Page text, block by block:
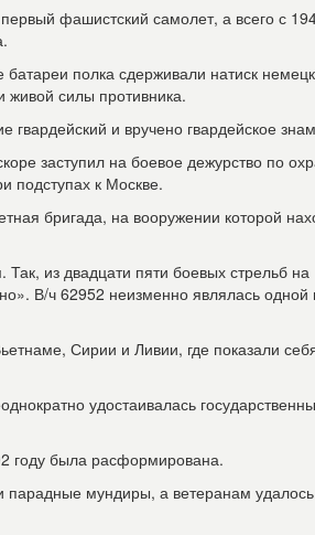
фашистский самолет, а всего с
полка сдерживали натиск
живой силы противника.
гвардейский и вручено гвардейское
заступил на боевое дежурство по
подступах к Москве.
бригада, на вооружении которой
из двадцати пяти боевых стрельб на
В/ч 62952 неизменно являлась одной
Сирии и Ливии, где показали
удостаивалась
году была расформирована.
мундиры, а ветеранам удалось